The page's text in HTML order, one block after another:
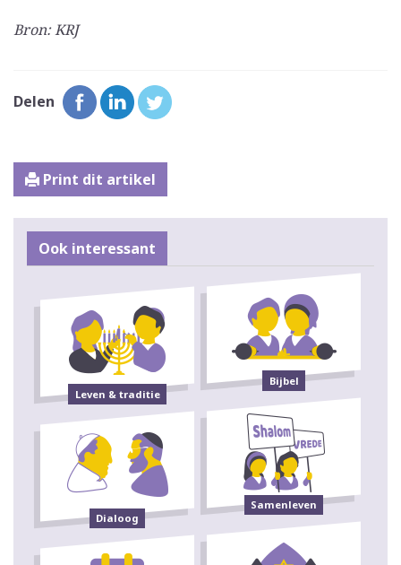
Bron: KRJ
Delen
Print dit artikel
Ook interessant
Leven & traditie
Bijbel
Dialoog
Samenleven